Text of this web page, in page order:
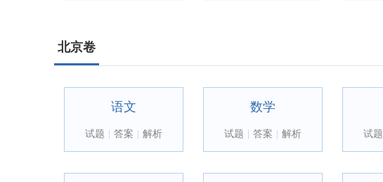
北京卷
语文
试题 答案 解析
数学
试题 答案 解析 试题